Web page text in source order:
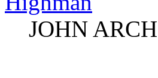
JOHN ARCH